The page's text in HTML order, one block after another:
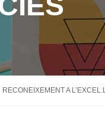
RECONEIXEMENT A